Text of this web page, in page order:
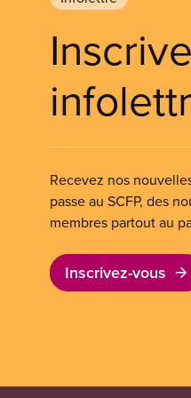
Recevez nos
passe au SCFP, des
membres partout au
Inscrivez-vous